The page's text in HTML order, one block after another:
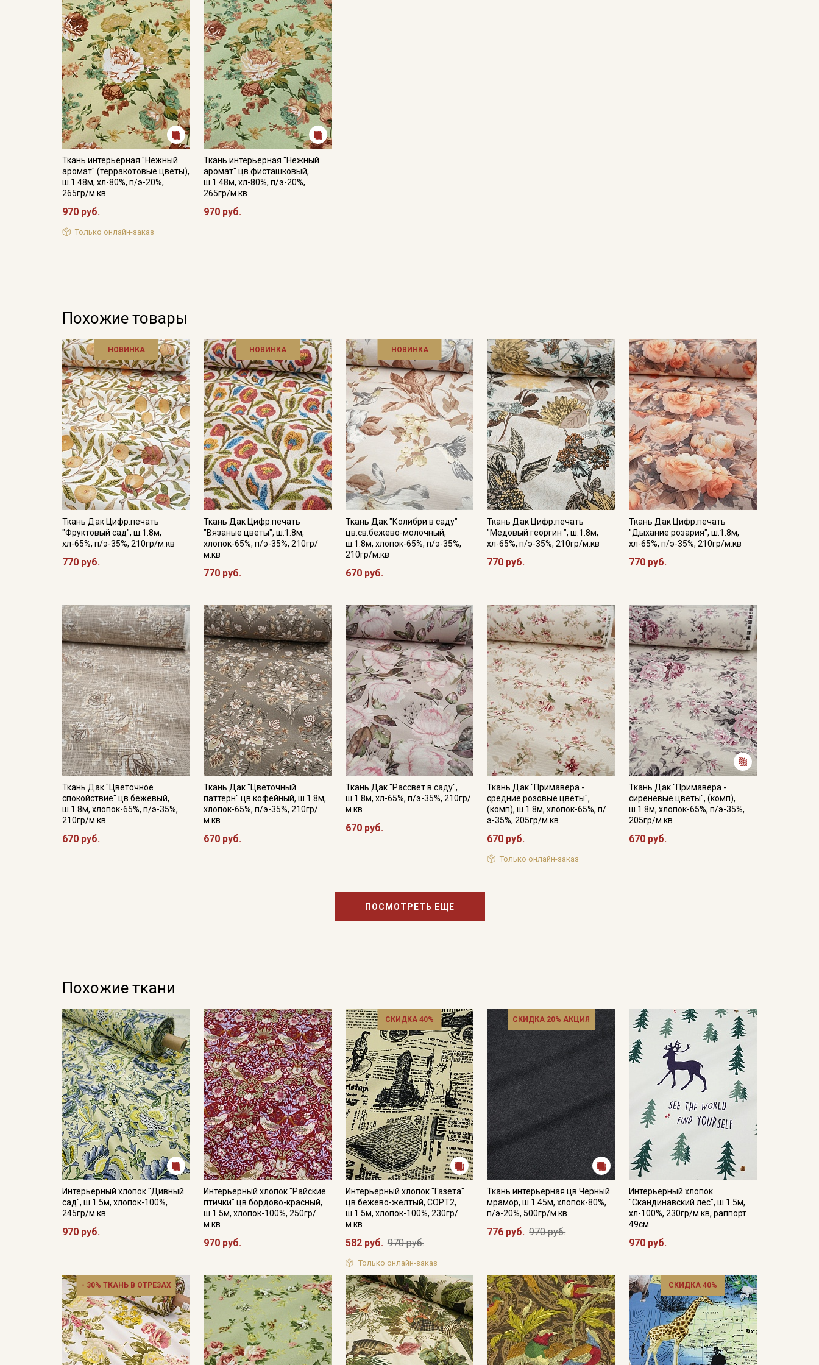
Ткань интерьерная "Нежный
аромат" (терракотовые цветы),
ш.1.48м, хл-80%, п/э-20%,
265гр/м.кв
970 руб.
Только онлайн-заказ
Ткань интерьерная "Нежный
аромат" цв.фисташковый,
ш.1.48м, хл-80%, п/э-20%,
265гр/м.кв
970 руб.
Похожие товары
НОВИНКА
Ткань Дак Цифр.печать
"Фруктовый сад", ш.1.8м,
хл-65%, п/э-35%, 210гр/м.кв
770 руб.
НОВИНКА
Ткань Дак Цифр.печать
"Вязаные цветы", ш.1.8м,
хлопок-65%, п/э-35%, 210гр/
м.кв
770 руб.
НОВИНКА
Ткань Дак "Колибри в саду"
цв.св.бежево-молочный,
ш.1.8м, хлопок-65%, п/э-35%,
210гр/м.кв
670 руб.
Ткань Дак Цифр.печать
"Медовый георгин ", ш.1.8м,
хл-65%, п/э-35%, 210гр/м.кв
770 руб.
Ткань Дак Цифр.печать
"Дыхание розария", ш.1.8м,
хл-65%, п/э-35%, 210гр/м.кв
770 руб.
Ткань Дак "Цветочное
спокойствие" цв.бежевый,
ш.1.8м, хлопок-65%, п/э-35%,
210гр/м.кв
670 руб.
Ткань Дак "Цветочный
паттерн" цв.кофейный, ш.1.8м,
хлопок-65%, п/э-35%, 210гр/
м.кв
670 руб.
Ткань Дак "Рассвет в саду",
ш.1.8м, хл-65%, п/э-35%, 210гр/
м.кв
670 руб.
Ткань Дак "Примавера -
средние розовые цветы",
(комп), ш.1.8м, хлопок-65%, п/
э-35%, 205гр/м.кв
670 руб.
Только онлайн-заказ
Ткань Дак "Примавера -
сиреневые цветы", (комп),
ш.1.8м, хлопок-65%, п/э-35%,
205гр/м.кв
670 руб.
ПОСМОТРЕТЬ ЕЩЕ
Похожие ткани
Интерьерный хлопок "Дивный
сад", ш.1.5м, хлопок-100%,
245гр/м.кв
970 руб.
Интерьерный хлопок "Райские
птички" цв.бордово-красный,
ш.1.5м, хлопок-100%, 250гр/
м.кв
970 руб.
СКИДКА 40%
Интерьерный хлопок "Газета"
цв.бежево-желтый, СОРТ2,
ш.1.5м, хлопок-100%, 230гр/
м.кв
582 руб. 970 руб.
Только онлайн-заказ
СКИДКА 20% АКЦИЯ
Ткань интерьерная цв.Черный
мрамор, ш.1.45м, хлопок-80%,
п/э-20%, 500гр/м.кв
776 руб. 970 руб.
Интерьерный хлопок
"Скандинавский лес", ш.1.5м,
хл-100%, 230гр/м.кв, раппорт
49см
970 руб.
- 30% ТКАНЬ В ОТРЕЗАХ СКИДКА 40%
Секретная рассылка от
Купава
Мы публикуем здесь дополнительные
промокоды и скидки до 30% на узкие
категории тканей
Электронная почта
Ознакомлен(а) сПолитикой обработки персональных
данных
и даюСогласие на обработку персональных
данных
ДаюСогласие на получение рекламных и
информационных рассылок